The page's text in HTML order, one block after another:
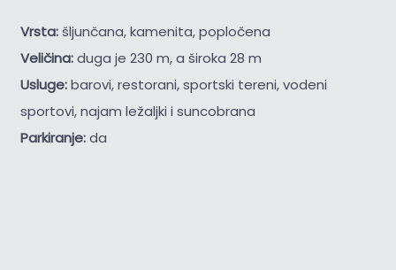
Vrsta:šljunčana, kamenita, popločena
Veličina:duga je 230 m, a široka 28 m
Usluge:barovi, restorani, sportski tereni, vodeni
sportovi, najam ležaljki i suncobrana
Parkiranje:da